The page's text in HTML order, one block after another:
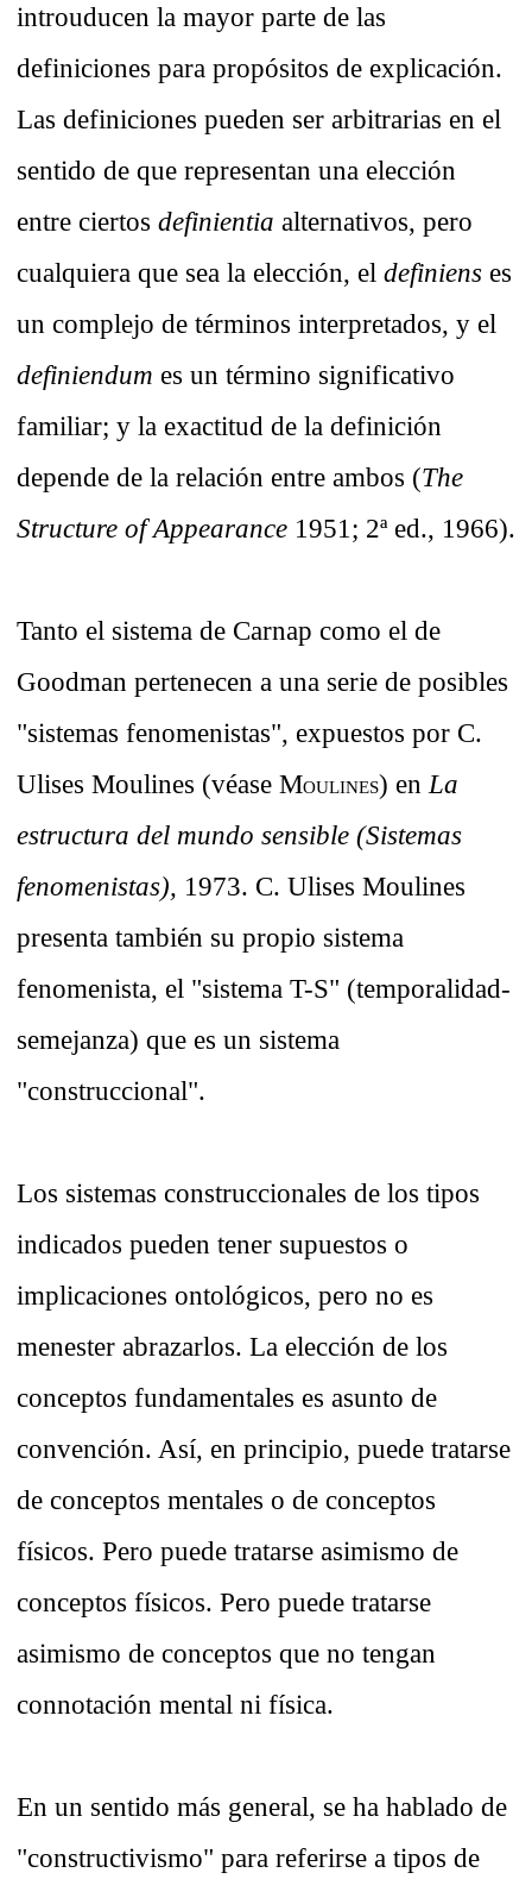
introuducen la mayor parte de las
definiciones para propósitos de explicación.
Las definiciones pueden ser arbitrarias en el
sentido de que representan una elección
entre ciertos definientia alternativos, pero
cualquiera que sea la elección, el definiens es
un complejo de términos interpretados, y el
definiendum es un término significativo
familiar; y la exactitud de la definición
depende de la relación entre ambos (The
Structure of Appearance 1951; 2ª ed., 1966).
Tanto el sistema de Carnap como el de
Goodman pertenecen a una serie de posibles
"sistemas fenomenistas", expuestos por C.
Ulises Moulines (véase MOULINES) en La
estructura del mundo sensible (Sistemas
fenomenistas), 1973. C. Ulises Moulines
presenta también su propio sistema
fenomenista, el "sistema T-S" (temporalidad-
semejanza) que es un sistema
"construccional".
Los sistemas construccionales de los tipos
indicados pueden tener supuestos o
implicaciones ontológicos, pero no es
menester abrazarlos. La elección de los
conceptos fundamentales es asunto de
convención. Así, en principio, puede tratarse
de conceptos mentales o de conceptos
físicos. Pero puede tratarse asimismo de
conceptos físicos. Pero puede tratarse
asimismo de conceptos que no tengan
connotación mental ni física.
En un sentido más general, se ha hablado de
"constructivismo" para referirse a tipos de